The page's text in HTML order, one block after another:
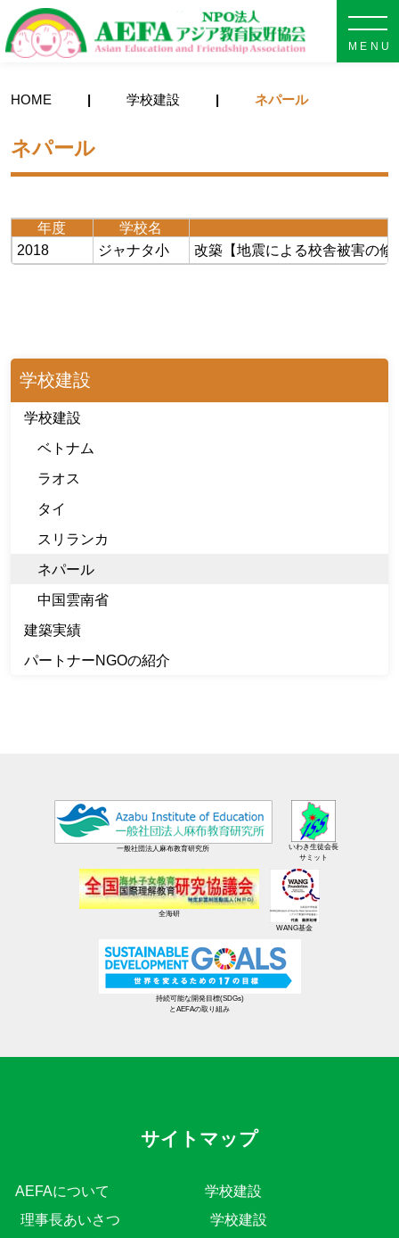
HOME 学校建設 ネパール
ネパール
年度
学校名
2018
ジャナタ小 改築【地震による校舎被害の修
学校建設
学校建設
ベトナム
ラオス
タイ
スリランカ
ネパール
中国雲南省
建築実績
パートナーNGOの紹介
一般社団法人麻布教育研究所
いわき生徒会長
サミット
全海研
WANG基金
持続可能な開発目標(SDGs)
とAEFAの取り組み
サイトマップ
AEFAについて
理事長あいさつ
学校建設
学校建設